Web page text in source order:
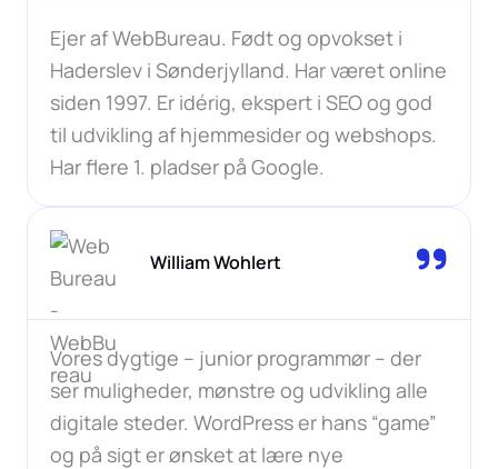
Ejer af WebBureau. Født og opvokset i
Haderslev i Sønderjylland. Har været online
siden 1997. Er idérig, ekspert i SEO og god
til udvikling af hjemmesider og webshops.
Har flere 1. pladser på Google.
William Wohlert
Vores dygtige – junior programmør – der
ser muligheder, mønstre og udvikling alle
digitale steder. WordPress er hans “game”
og på sigt er ønsket at lære nye